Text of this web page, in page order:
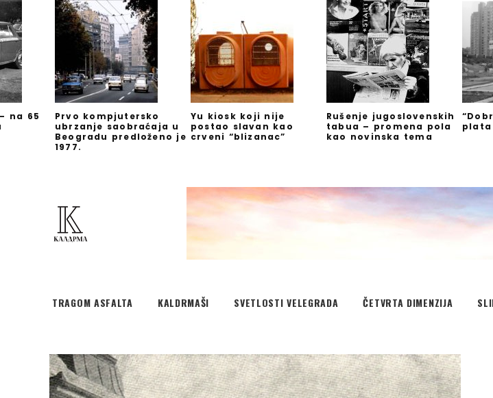
na 65
Prvo kompjutersko
ubrzanje saobraćaja u
Beogradu predloženo je
1977.
Yu kiosk koji nije
postao slavan kao
crveni “blizanac”
Rušenje jugoslovenskih
tabua – promena pola
kao novinska tema
plata
TRAGOM ASFALTA KALDRMAŠI SVETLOSTI VELEGRADA ČETVRTA DIMENZIJA